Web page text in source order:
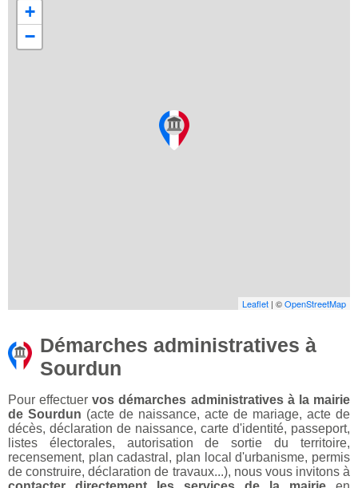
+
−
Leaflet | ©OpenStreetMap
Démarches administratives à
Sourdun
Pour effectuervos démarches administratives à la mairie
de Sourdun (acte de naissance, acte de mariage, acte de
décès, déclaration de naissance, carte d'identité, passeport,
listes électorales, autorisation de sortie du territoire,
recensement, plan cadastral, plan local d'urbanisme, permis
de construire, déclaration de travaux...), nous vous invitons à